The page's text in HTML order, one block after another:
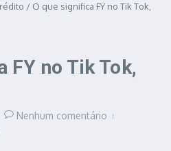
/ O que significa FY no Tik Tok,
FY no Tik Tok,
Nenhum comentário